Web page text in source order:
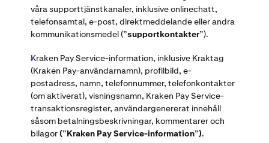
våra supporttjänstkanaler, inklusive onlinechatt,
telefonsamtal, e-post, direktmeddelande eller andra
kommunikationsmedel (”supportkontakter”).
Kraken Pay Service-information, inklusive Kraktag
(Kraken Pay-användarnamn), profilbild, e-
postadress, namn, telefonnummer, telefonkontakter
(om aktiverat), visningsnamn, Kraken Pay Service-
transaktionsregister, användargenererat innehåll
såsom betalningsbeskrivningar, kommentarer och
bilagor(”Kraken Pay Service-information”).